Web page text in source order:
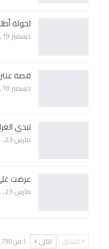
لخولة
ديسمبر 19, 2024
قصة
ديسمبر 18, 2024
تبدي
مارس 23, 2024
عرضت
مارس 23, 2024
السابق التالي 1 من 13٬790